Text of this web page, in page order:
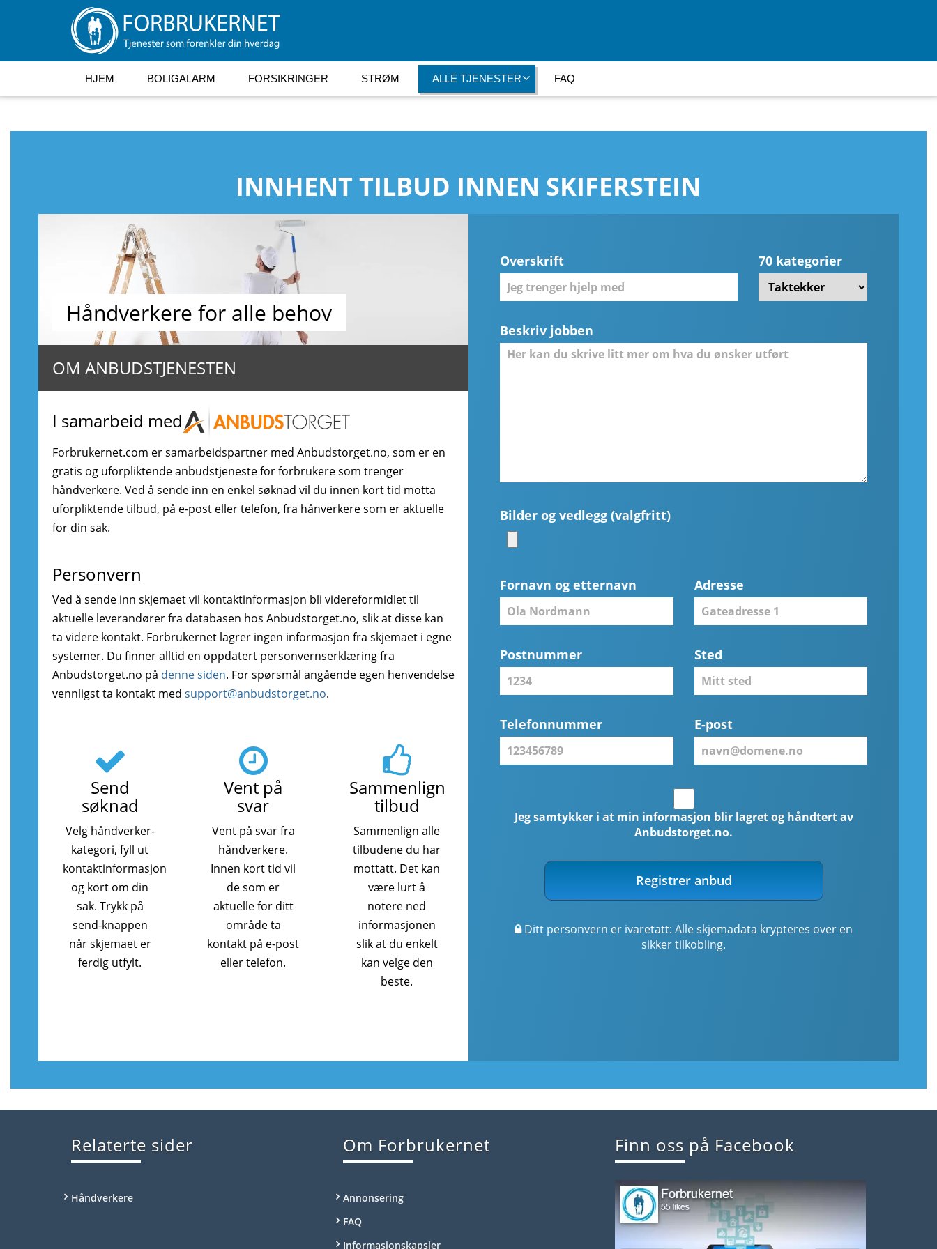
HJEM BOLIGALARM FORSIKRINGER STRØM ALLE TJENESTER FAQ
INNHENT TILBUD INNEN SKIFERSTEIN
Håndverkere for alle behov
OM ANBUDSTJENESTEN
I samarbeid med
Forbrukernet.com er samarbeidspartner med Anbudstorget.no, som er en
gratis og uforpliktende anbudstjeneste for forbrukere som trenger
håndverkere. Ved å sende inn en enkel søknad vil du innen kort tid motta
uforpliktende tilbud, på e-post eller telefon, fra hånverkere som er aktuelle
for din sak.
Personvern
Ved å sende inn skjemaet vil kontaktinformasjon bli videreformidlet til
aktuelle leverandører fra databasen hos Anbudstorget.no, slik at disse kan
ta videre kontakt. Forbrukernet lagrer ingen informasjon fra skjemaet i egne
systemer. Du finner alltid en oppdatert personvernserklæring fra
Anbudstorget.no på denne siden. For spørsmål angående egen henvendelse
vennligst ta kontakt med support@anbudstorget.no.
Send
søknad
Velg håndverker-
kategori, fyll ut
kontaktinformasjon
og kort om din
sak. Trykk på
send-knappen
når skjemaet er
ferdig utfylt.
Vent på
svar
Vent på svar fra
håndverkere.
Innen kort tid vil
de som er
aktuelle for ditt
område ta
kontakt på e-post
eller telefon.
Sammenlign
tilbud
Sammenlign alle
tilbudene du har
mottatt. Det kan
være lurt å
notere ned
informasjonen
slik at du enkelt
kan velge den
beste.
Overskrift 70 kategorier
Beskriv jobben
Bilder og vedlegg (valgfritt)
Fornavn og etternavn Adresse
Postnummer Sted
Telefonnummer E-post
Jeg samtykker i at min informasjon blir lagret og håndtert av
Anbudstorget.no.
Registrer anbud
Ditt personvern er ivaretatt: Alle skjemadata krypteres over en
sikker tilkobling.
Relaterte sider
Håndverkere
Om Forbrukernet
Annonsering
FAQ
Informasjonskapsler
Finn oss på Facebook